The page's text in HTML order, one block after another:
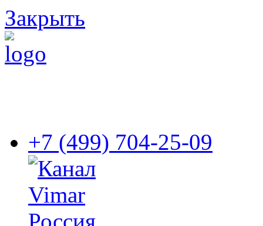
Закрыть
+7 (499) 704-25-09